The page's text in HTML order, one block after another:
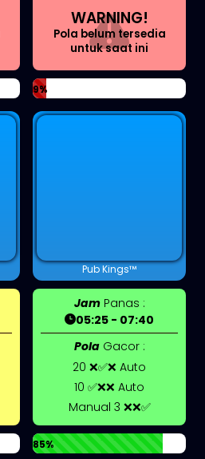
WARNING!
Pola belum tersedia
untuk saat ini
9%
Pub Kings™
JamPanas :
05:25 - 07:40
PolaGacor :
20 ❌✅❌ Auto
10 ✅❌❌ Auto
Manual 3 ❌❌✅
85%